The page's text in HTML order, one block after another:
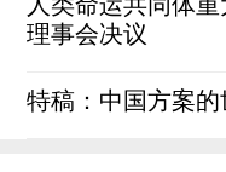
理事会决议
特稿：中国方案